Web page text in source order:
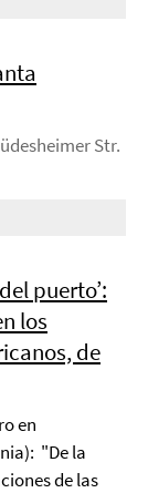
Str.
puerto’:
los
de
en
"De la
de las